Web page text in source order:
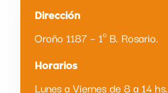
Dirección
Oroño 1187 – 1º B. Rosario.
Horarios
Lunes a Viernes de 8 a 14 hs.